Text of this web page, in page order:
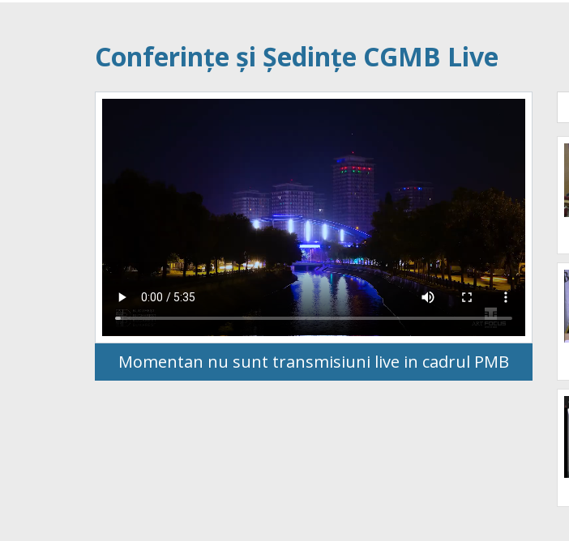
Conferințe și Ședințe CGMB Live
Momentan nu sunt transmisiuni live in cadrul PMB